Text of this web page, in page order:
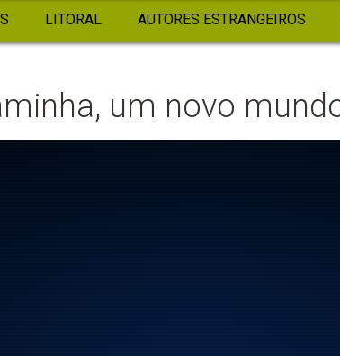
LITORAL AUTORES ESTRANGEIROS
um novo